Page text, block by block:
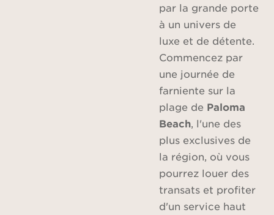
par la grande porte
à un univers de
luxe et de détente.
Commencez par
une journée de
farniente sur la
plage de Paloma
Beach , l'une des
plus exclusives de
la région, où vous
pourrez louer des
transats et profiter
d'un service haut